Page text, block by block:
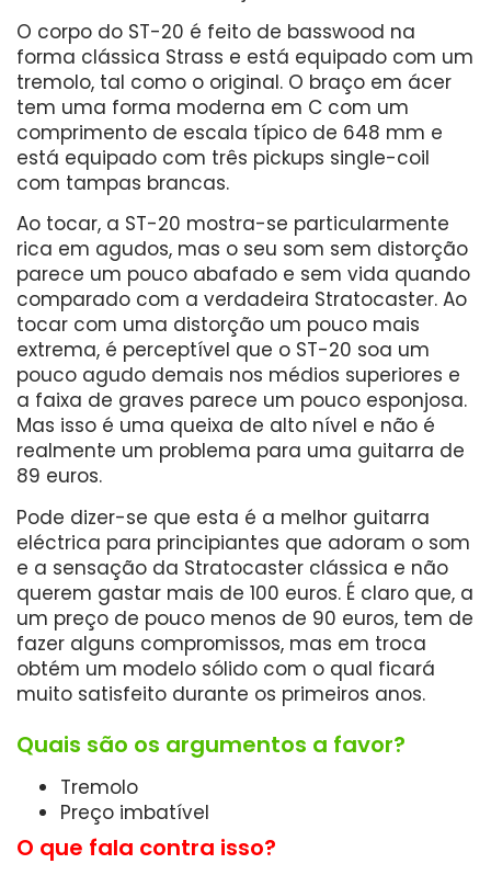
O corpo do ST-20 é feito de basswood na
forma clássica Strass e está equipado com um
tremolo, tal como o original. O braço em ácer
tem uma forma moderna em C com um
comprimento de escala típico de 648 mm e
está equipado com três pickups single-coil
com tampas brancas.
Ao tocar, a ST-20 mostra-se particularmente
rica em agudos, mas o seu som sem distorção
parece um pouco abafado e sem vida quando
comparado com a verdadeira Stratocaster. Ao
tocar com uma distorção um pouco mais
extrema, é perceptível que o ST-20 soa um
pouco agudo demais nos médios superiores e
a faixa de graves parece um pouco esponjosa.
Mas isso é uma queixa de alto nível e não é
realmente um problema para uma guitarra de
89 euros.
Pode dizer-se que esta é a melhor guitarra
eléctrica para principiantes que adoram o som
e a sensação da Stratocaster clássica e não
querem gastar mais de 100 euros. É claro que, a
um preço de pouco menos de 90 euros, tem de
fazer alguns compromissos, mas em troca
obtém um modelo sólido com o qual ficará
muito satisfeito durante os primeiros anos.
Quais são os argumentos a favor?
Tremolo
Preço imbatível
O que fala contra isso?